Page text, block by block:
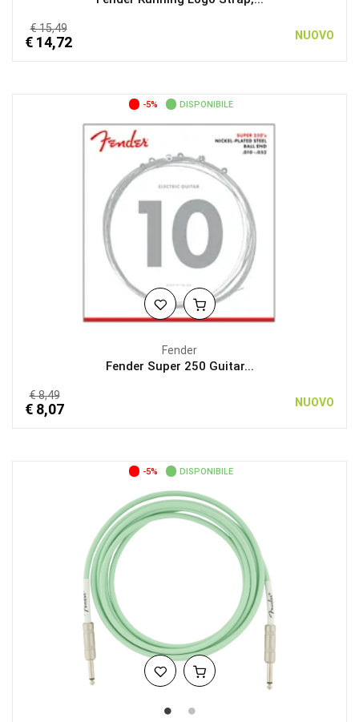
€ 15,49
€ 14,72 NUOVO
-5% DISPONIBILE
Fender
Fender Super 250 Guitar...
€ 8,49
€ 8,07 NUOVO
-5% DISPONIBILE